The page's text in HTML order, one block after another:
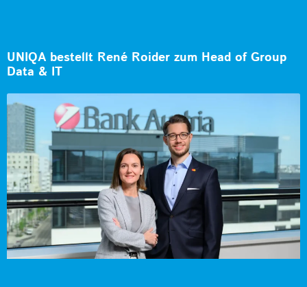
UNIQA bestellt René Roider zum Head of Group
Data & IT